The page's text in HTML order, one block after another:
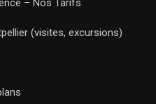
(visites, excursions)